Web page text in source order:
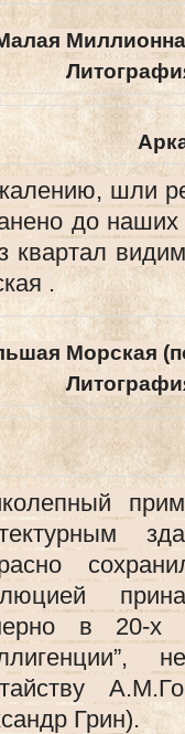
шли
до
квартал
.
Морская
в 20-х
Грин).